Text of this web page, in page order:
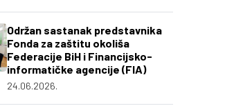
Održan sastanak predstavnika
Fonda za zaštitu okoliša
Federacije BiH i Financijsko-
informatičke agencije (FIA)
24.06.2026.